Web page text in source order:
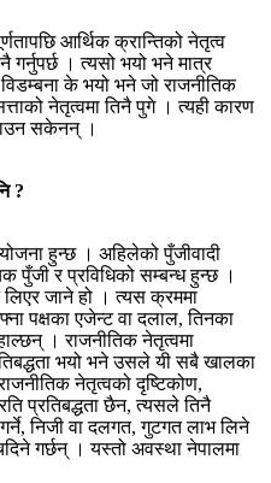
आर्थिक क्रान्तिको नेतृत्व
गर्नुपर्छ । त्यसो भयो भने मात्र
के भयो भने जो राजनीतिक
नेतृत्वमा तिनै पुगे । त्यही कारण
सकेनन् ।
?
हुन्छ । अहिलेको पुँजीवादी
पुँजी र प्रविधिको सम्बन्ध हुन्छ ।
जाने हो । त्यस क्रममा
पक्षका एजेन्ट वा दलाल, तिनका
। राजनीतिक नेतृत्वमा
भयो भने उसले यी सबै खालका
नेतृत्वको दृष्टिकोण,
प्रतिबद्धता छैन, त्यसले तिनै
निजी वा दलगत, गुटगत लाभ लिने
गर्छन् । यस्तो अवस्था नेपालमा